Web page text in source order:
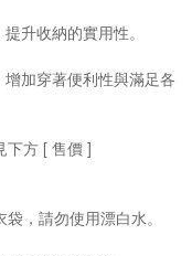
升收納的實用性。
加穿著便利性與滿足各
下方 [ 售價 ]
，請勿使用漂白水。